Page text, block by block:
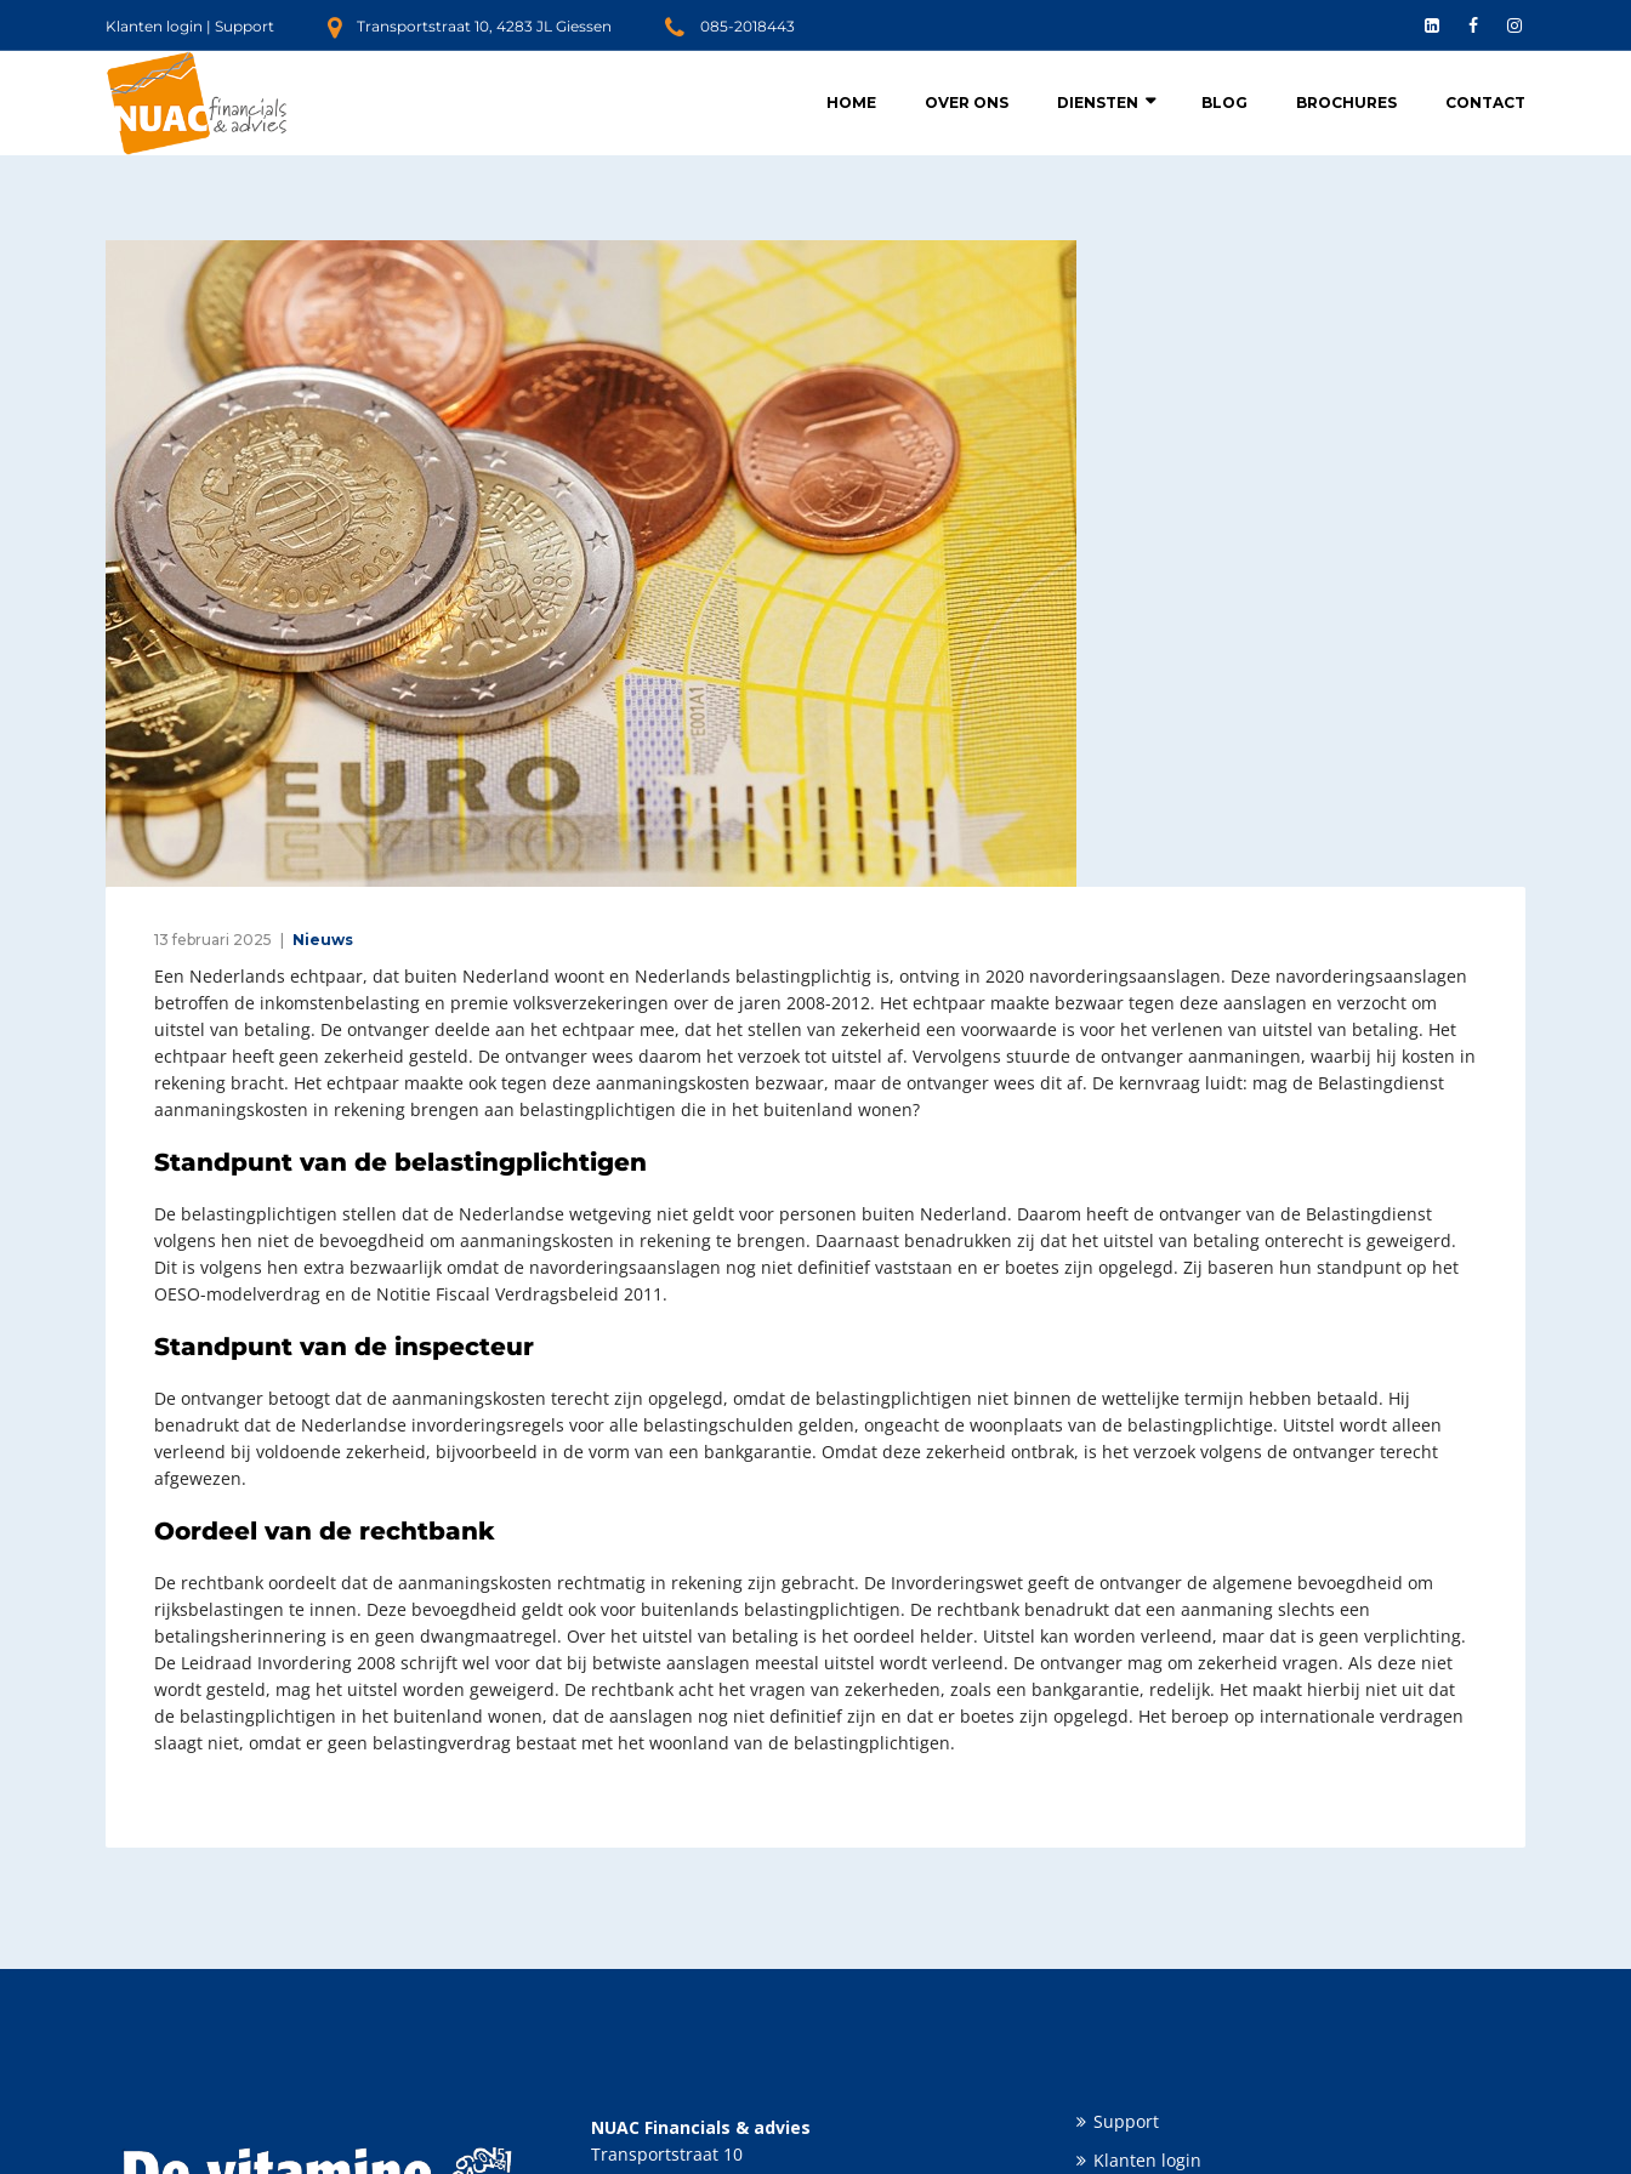
Klanten login | Support Transportstraat 10, 4283 JL Giessen 085-2018443
HOME OVER ONS DIENSTEN BLOG BROCHURES CONTACT
13 februari 2025 Nieuws
Een Nederlands echtpaar, dat buiten Nederland woont en Nederlands belastingplichtig is, ontving in 2020 navorderingsaanslagen. Deze navorderingsaanslagen
betroffen de inkomstenbelasting en premie volksverzekeringen over de jaren 2008-2012. Het echtpaar maakte bezwaar tegen deze aanslagen en verzocht om
uitstel van betaling. De ontvanger deelde aan het echtpaar mee, dat het stellen van zekerheid een voorwaarde is voor het verlenen van uitstel van betaling. Het
echtpaar heeft geen zekerheid gesteld. De ontvanger wees daarom het verzoek tot uitstel af. Vervolgens stuurde de ontvanger aanmaningen, waarbij hij kosten in
rekening bracht. Het echtpaar maakte ook tegen deze aanmaningskosten bezwaar, maar de ontvanger wees dit af. De kernvraag luidt: mag de Belastingdienst
aanmaningskosten in rekening brengen aan belastingplichtigen die in het buitenland wonen?
Standpunt van de belastingplichtigen
De belastingplichtigen stellen dat de Nederlandse wetgeving niet geldt voor personen buiten Nederland. Daarom heeft de ontvanger van de Belastingdienst
volgens hen niet de bevoegdheid om aanmaningskosten in rekening te brengen. Daarnaast benadrukken zij dat het uitstel van betaling onterecht is geweigerd.
Dit is volgens hen extra bezwaarlijk omdat de navorderingsaanslagen nog niet definitief vaststaan en er boetes zijn opgelegd. Zij baseren hun standpunt op het
OESO-modelverdrag en de Notitie Fiscaal Verdragsbeleid 2011.
Standpunt van de inspecteur
De ontvanger betoogt dat de aanmaningskosten terecht zijn opgelegd, omdat de belastingplichtigen niet binnen de wettelijke termijn hebben betaald. Hij
benadrukt dat de Nederlandse invorderingsregels voor alle belastingschulden gelden, ongeacht de woonplaats van de belastingplichtige. Uitstel wordt alleen
verleend bij voldoende zekerheid, bijvoorbeeld in de vorm van een bankgarantie. Omdat deze zekerheid ontbrak, is het verzoek volgens de ontvanger terecht
afgewezen.
Oordeel van de rechtbank
De rechtbank oordeelt dat de aanmaningskosten rechtmatig in rekening zijn gebracht. De Invorderingswet geeft de ontvanger de algemene bevoegdheid om
rijksbelastingen te innen. Deze bevoegdheid geldt ook voor buitenlands belastingplichtigen. De rechtbank benadrukt dat een aanmaning slechts een
betalingsherinnering is en geen dwangmaatregel. Over het uitstel van betaling is het oordeel helder. Uitstel kan worden verleend, maar dat is geen verplichting.
De Leidraad Invordering 2008 schrijft wel voor dat bij betwiste aanslagen meestal uitstel wordt verleend. De ontvanger mag om zekerheid vragen. Als deze niet
wordt gesteld, mag het uitstel worden geweigerd. De rechtbank acht het vragen van zekerheden, zoals een bankgarantie, redelijk. Het maakt hierbij niet uit dat
de belastingplichtigen in het buitenland wonen, dat de aanslagen nog niet definitief zijn en dat er boetes zijn opgelegd. Het beroep op internationale verdragen
slaagt niet, omdat er geen belastingverdrag bestaat met het woonland van de belastingplichtigen.
NUAC Financials & advies
Transportstraat 10
Support
Klanten login